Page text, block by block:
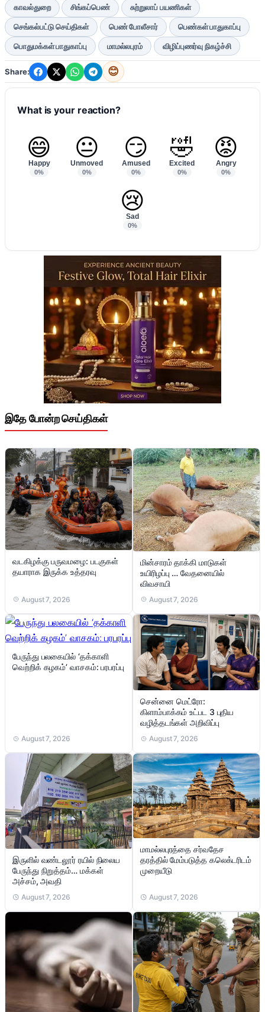
காவல்துறை சிங்கப்பெண் சுற்றுலாப் பயணிகள்
செங்கல்பட்டு செய்திகள் பெண் போலீசார் பெண்கள் பாதுகாப்பு
பொதுமக்கள் பாதுகாப்பு மாமல்லபுரம் விழிப்புணர்வு நிகழ்ச்சி
Share: 😊
What is your reaction?
😄
Happy
0%
😐
Unmoved
0%
😏
Amused
0%
🤣
Excited
0%
😡
Angry
0%
😢
Sad
0%
இதே போன்ற செய்திகள்
வடகிழக்கு பருவமழை: படகுகள்
தயாராக இருக்க உத்தரவு
August 7, 2026
மின்சாரம் தாக்கி மாடுகள்
உயிரிழப்பு … வேதனையில்
விவசாயி
August 7, 2026
பேருந்து பலகையில் ‘தக்காளி
வெற்றிக் கழகம்’ வாசகம்: பரபரப்பு
August 7, 2026
சென்னை மெட்ரோ:
கிளாம்பாக்கம் உட்பட 3 புதிய
வழித்தடங்கள் அறிவிப்பு
August 7, 2026
இருளில் வண்டலூர் ரயில் நிலைய
பேருந்து நிறுத்தம்… மக்கள்
அச்சம், அவதி
August 7, 2026
மாமல்லபுரத்தை சர்வதேச
தரத்தில் மேம்படுத்த கலெக்டரிடம்
முறையீடு
August 7, 2026